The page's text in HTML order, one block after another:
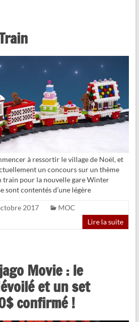
à ressortir le village de Noël, et
un concours sur un thème
train pour la nouvelle gare Winter
sont contentés d’une légère
2017
MOC
Lire la suite
Movie : le
et un set
confirmé !